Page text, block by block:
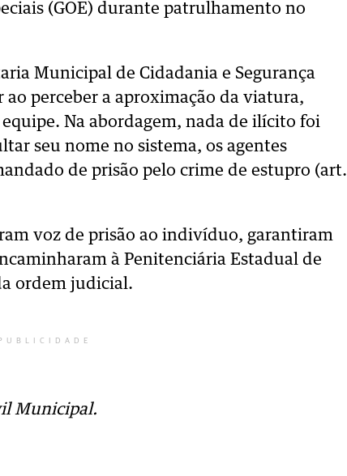
(GOE) durante patrulhamento no
Municipal de Cidadania e Segurança
ao perceber a aproximação da viatura,
Na abordagem, nada de ilícito foi
seu nome no sistema, os agentes
de prisão pelo crime de estupro (art.
voz de prisão ao indivíduo, garantiram
à Penitenciária Estadual de
ordem judicial.
PUBLICIDADE
Municipal.